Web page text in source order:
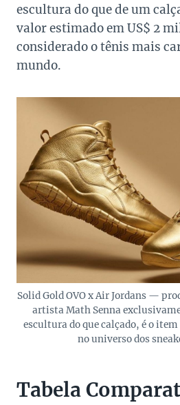
escultura do que de um
valor estimado em US$ 2
considerado o tênis mais
mundo.
Solid Gold OVO x Air Jordans —
artista Math Senna
escultura do que calçado, é o
no universo dos
Tabela